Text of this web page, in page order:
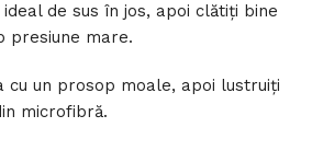
de sus în jos, apoi clătiți bine
presiune mare.
cu un prosop moale, apoi lustruiți
microfibră.